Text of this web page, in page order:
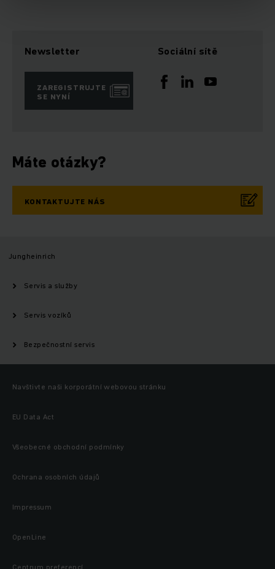
Newsletter
ZAREGISTRUJTE
SE NYNÍ
Sociální sítě
Máte otázky?
KONTAKTUJTE NÁS
Jungheinrich
Servis a služby
Servis vozíků
Bezpečnostní servis
Navštivte naši korporátní webovou stránku
EU Data Act
Všeobecné obchodní podmínky
Ochrana osobních údajů
Impressum
OpenLine
Centrum preferencí